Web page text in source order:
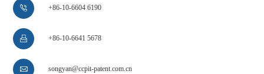
 +86-10-6604 6190
 +86-10-6641 5678
 songyan@ccpit-patent.com.cn